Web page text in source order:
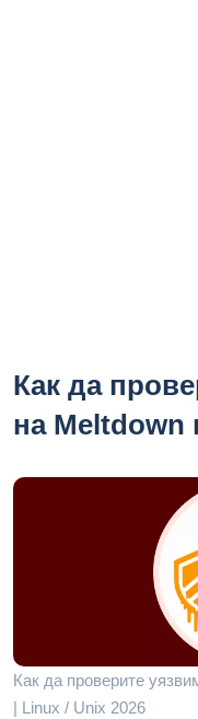
Как да
на Meltdown
Как да проверите
| Linux / Unix 2026